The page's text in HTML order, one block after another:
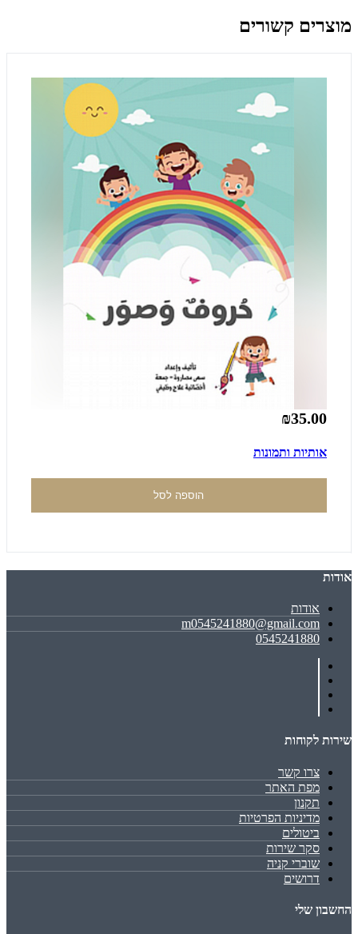
מוצרים קשורים
₪35.00
אותיות ותמונות
הוספה לסל
אודות
אודות
m0545241880@gmail.com
0545241880
שירות לקוחות
צרו קשר
מפת האתר
תקנון
מדיניות הפרטיות
ביטולים
סקר שירות
שוברי קניה
דרושים
החשבון שלי